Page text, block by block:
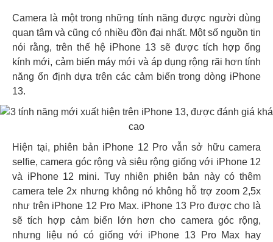
Camera là một trong những tính năng được người dùng
quan tâm và cũng có nhiều đồn đại nhất. Một số nguồn tin
nói rằng, trên thế hệ iPhone 13 sẽ được tích hợp ống
kính mới, cảm biến máy mới và áp dụng rộng rãi hơn tính
năng ổn định dựa trên các cảm biến trong dòng iPhone
13.
Hiện tại, phiên bản iPhone 12 Pro vẫn sở hữu camera
selfie, camera góc rộng và siêu rộng giống với iPhone 12
và iPhone 12 mini. Tuy nhiên phiên bản này có thêm
camera tele 2x nhưng không nó không hỗ trợ zoom 2,5x
như trên iPhone 12 Pro Max. iPhone 13 Pro được cho là
sẽ tích hợp cảm biến lớn hơn cho camera góc rộng,
nhưng liệu nó có giống với iPhone 13 Pro Max hay